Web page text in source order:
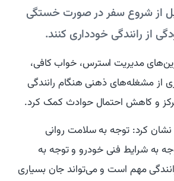
از شروع سفر در صورت خستگی
از رانندگی خودداری کنند.
مدیریت استرس، خواب کافی،
از مشغله‌های ذهنی هنگام رانندگی
و کاهش احتمال حوادث کمک کرد.
کرد: توجه به سلامت روانی
به شرایط فنی خودرو و توجه به
مهم است و می‌تواند جان بسیاری